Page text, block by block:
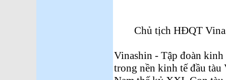
Chủ tịch HĐQT
Vinashin - Tập đoàn
trong nền kinh tế đầu